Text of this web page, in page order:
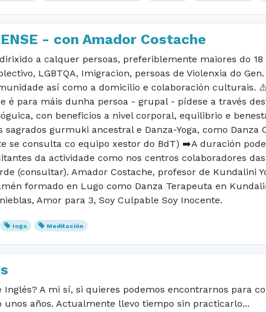
- con Amador Costache
a calquer persoas, preferiblemente maiores do
LGBTQA, Imigracion, persoas de Violenxia do
así como a domicilio e colaboración culturais.
é para máis dunha persoa - grupal - pídese a través
con beneficios a nivel corporal, equilibrio e
sagrados gurmuki ancestral e Danza-Yoga, como
se consulta co equipo xestor do BdT) ➡️A duración
da actividade como nos centros colaboradores
(consultar). Amador Costache, profesor de Kundalini
formado en Lugo como Danza Terapeuta en
Amor para 3, Soy Culpable Soy Inocente.
Ioga Meditación
A mi sí, si quieres podemos encontrarnos para
unos años. Actualmente llevo tiempo sin practicarlo...